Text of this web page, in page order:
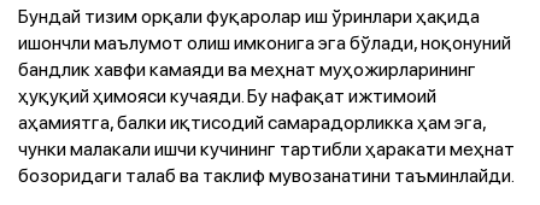
Бундай тизим орқали фуқаролар иш ўринлари ҳақида
ишончли маълумот олиш имконига эга бўлади, ноқонуний
бандлик хавфи камаяди ва меҳнат муҳожирларининг
ҳуқуқий ҳимояси кучаяди. Бу нафақат ижтимоий
аҳамиятга, балки иқтисодий самарадорликка ҳам эга,
чунки малакали ишчи кучининг тартибли ҳаракати меҳнат
бозоридаги талаб ва таклиф мувозанатини таъминлайди.